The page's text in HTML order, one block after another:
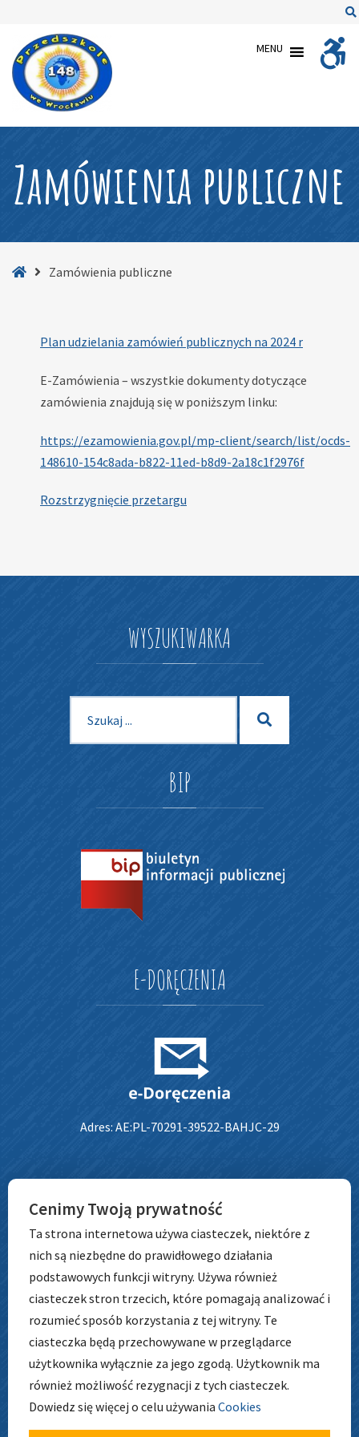
Zamówienia
publiczne
MENU
Zamówienia publiczne
StronaZamówienia publiczne
Plan udzielania zamówień publicznych na 2024 r
E-Zamówienia – wszystkie dokumenty dotyczące
zamówienia znajdują się w poniższym linku:
https://ezamowienia.gov.pl/mp-client/search/list/ocds-
148610-154c8ada-b822-11ed-b8d9-2a18c1f2976f
Rozstrzygnięcie przetargu
WYSZUKIWARKA
dla:
BIP
E-DORĘCZENIA
Adres: AE:PL-70291-39522-BAHJC-29
Przedszkole nr 148
ul. Szkocka 64b
54-402 Wrocław
tel. 71 798 67 72
GODZINYPRACY
Cenimy Twoją prywatność
Ta strona internetowa używa ciasteczek, niektóre z
nich są niezbędne do prawidłowego działania
podstawowych funkcji witryny. Używa również
ciasteczek stron trzecich, które pomagają analizować i
rozumieć sposób korzystania z tej witryny. Te
ciasteczka będą przechowywane w przeglądarce
użytkownika wyłącznie za jego zgodą. Użytkownik ma
również możliwość rezygnacji z tych ciasteczek.
Dowiedz się więcej o celu używania Cookies